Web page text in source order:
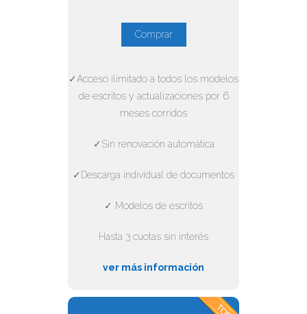
Comprar
✓Acceso ilimitado a todos los modelos
de escritos y actualizaciones por 6
meses corridos
✓Sin renovación automática
✓Descarga individual de documentos
✓ Modelos de escritos
Hasta 3 cuotas sin interés
ver más información